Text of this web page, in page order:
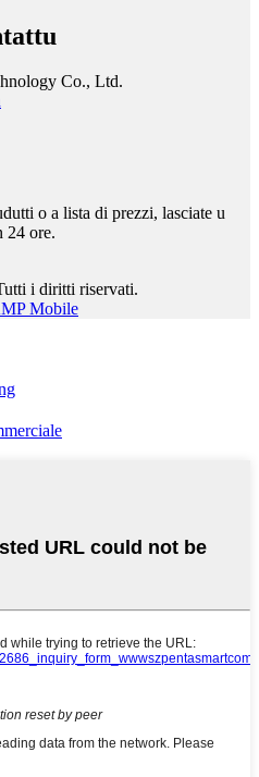
Co., Ltd.
o a lista di prezzi, lasciate u
24 ore.
i diritti riservati.
Mobile